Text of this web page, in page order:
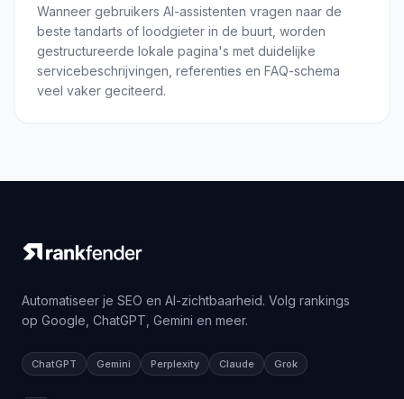
Wanneer gebruikers AI-assistenten vragen naar de
beste tandarts of loodgieter in de buurt, worden
gestructureerde lokale pagina's met duidelijke
servicebeschrijvingen, referenties en FAQ-schema
veel vaker geciteerd.
Automatiseer je SEO en AI-zichtbaarheid. Volg rankings
op Google, ChatGPT, Gemini en meer.
ChatGPT Gemini Perplexity Claude Grok